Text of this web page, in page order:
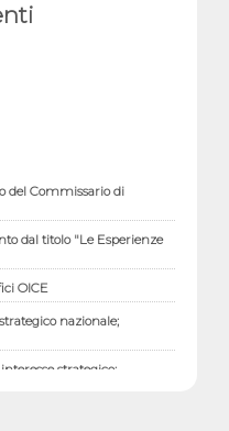
del Commissario di
dal titolo "Le Esperienze
OICE
nazionale;
strategico;